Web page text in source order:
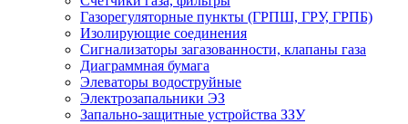
Газорегуляторные пункты (ГРПШ, ГРУ, ГРПБ)
Изолирующие соединения
Сигнализаторы загазованности, клапаны газа
Диаграммная бумага
Элеваторы водоструйные
Электрозапальники ЭЗ
Запально-защитные устройства ЗЗУ